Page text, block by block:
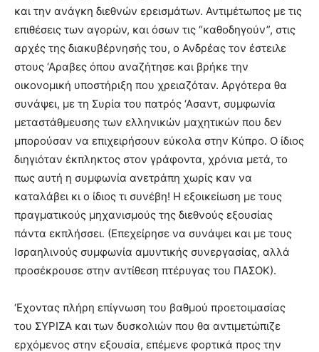
και την ανάγκη διεθνών ερεισμάτων. Αντιμέτωπος με τις
επιθέσεις των αγορών, και όσων τις “καθοδηγούν”, στις
αρχές της διακυβέρνησής του, ο Ανδρέας τον έστειλε
στους ‘Αραβες όπου αναζήτησε και βρήκε την
οικονομική υποστήριξη που χρειαζόταν. Αργότερα θα
συνάψει, με τη Συρία του πατρός ‘Ασαντ, συμφωνία
μεταστάθμευσης των ελληνικών μαχητικών που δεν
μπορούσαν να επιχειρήσουν εύκολα στην Κύπρο. Ο ίδιος
διηγιόταν έκπληκτος στον γράφοντα, χρόνια μετά, το
πως αυτή η συμφωνία ανετράπη χωρίς καν να
καταλάβει κι ο ίδιος τι συνέβη! Η εξοικείωση με τους
πραγματικούς μηχανισμούς της διεθνούς εξουσίας
πάντα εκπλήσσει. (Επεχείρησε να συνάψει και με τους
Ισραηλινούς συμφωνία αμυντικής συνεργασίας, αλλά
προσέκρουσε στην αντίθεση πτέρυγας του ΠΑΣΟΚ).
‘Εχοντας πλήρη επίγνωση του βαθμού προετοιμασίας
του ΣΥΡΙΖΑ και των δυσκολιών που θα αντιμετώπιζε
ερχόμενος στην εξουσία, επέμενε φορτικά προς την